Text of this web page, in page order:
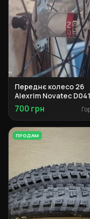
Переднє колесо 26
Alexrim Novatec
700 грн
ПРОДАМ